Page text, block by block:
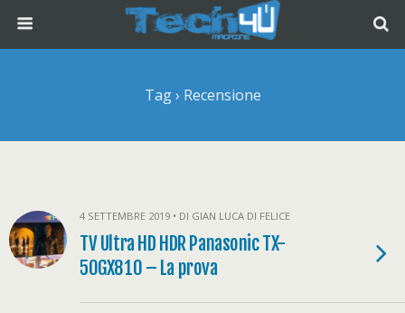
Tag › Recensione
4 SETTEMBRE 2019 • DI GIAN LUCA DI FELICE
TV Ultra HD HDR Panasonic TX-
50GX810 – La prova